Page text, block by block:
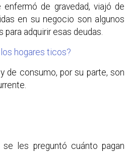
de gravedad, viajó de
en su negocio son algunos
adquirir esas deudas.
hogares ticos?
de consumo, por su parte, son
les preguntó cuánto pagan